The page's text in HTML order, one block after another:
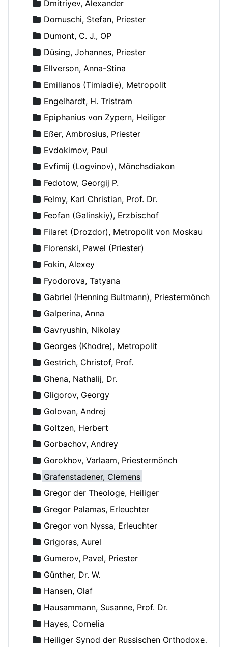
Dmitriyev, Alexander
Domuschi, Stefan, Priester
Dumont, C. J., OP
Düsing, Johannes, Priester
Ellverson, Anna-Stina
Emilianos (Timiadie), Metropolit
Engelhardt, H. Tristram
Epiphanius von Zypern, Heiliger
Eßer, Ambrosius, Priester
Evdokimov, Paul
Evfimij (Logvinov), Mönchsdiakon
Fedotow, Georgij P.
Felmy, Karl Christian, Prof. Dr.
Feofan (Galinskiy), Erzbischof
Filaret (Drozdor), Metropolit von Moskau
Florenski, Pawel (Priester)
Fokin, Alexey
Fyodorova, Tatyana
Gabriel (Henning Bultmann), Priestermönch
Galperina, Anna
Gavryushin, Nikolay
Georges (Khodre), Metropolit
Gestrich, Christof, Prof.
Ghena, Nathalij, Dr.
Gligorov, Georgy
Golovan, Andrej
Goltzen, Herbert
Gorbachov, Andrey
Gorokhov, Varlaam, Priestermönch
Grafenstadener, Clemens
Gregor der Theologe, Heiliger
Gregor Palamas, Erleuchter
Gregor von Nyssa, Erleuchter
Grigoras, Aurel
Gumerov, Pavel, Priester
Günther, Dr. W.
Hansen, Olaf
Hausammann, Susanne, Prof. Dr.
Hayes, Cornelia
Heiliger Synod der Russischen Orthodoxen Kirche